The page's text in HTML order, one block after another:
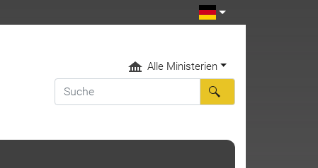
Alle Ministerien